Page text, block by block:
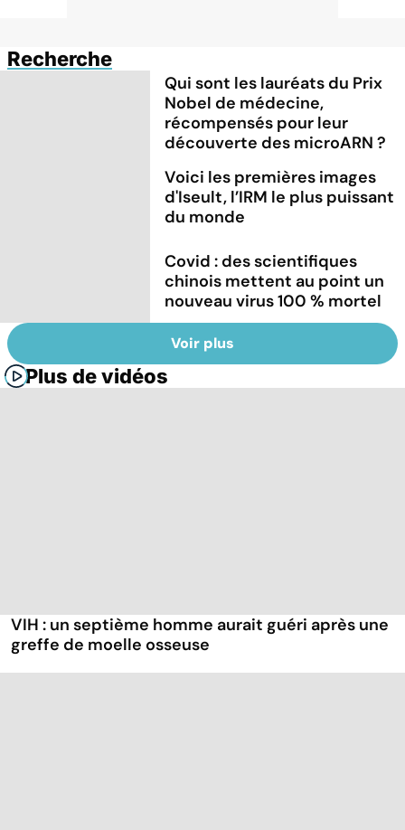
Recherche
Qui sont les lauréats du Prix
Nobel de médecine,
récompensés pour leur
découverte des microARN ?
Voici les premières images
d'Iseult, l’IRM le plus puissant
du monde
Covid : des scientifiques
chinois mettent au point un
nouveau virus 100 % mortel
Voir plus
Plus de vidéos
VIH : un septième homme aurait guéri après une
greffe de moelle osseuse